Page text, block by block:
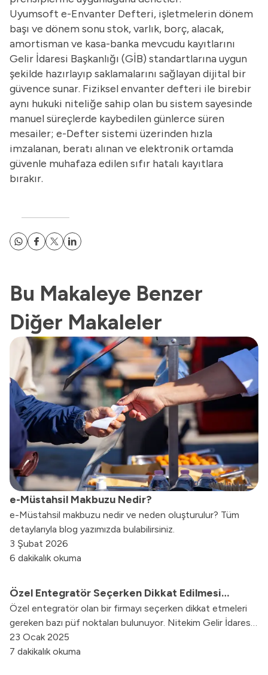
Uyumsoft e-Envanter Defteri, işletmelerin dönem
başı ve dönem sonu stok, varlık, borç, alacak,
amortisman ve kasa-banka mevcudu kayıtlarını
Gelir İdaresi Başkanlığı (GİB) standartlarına uygun
şekilde hazırlayıp saklamalarını sağlayan dijital bir
güvence sunar. Fiziksel envanter defteri ile birebir
aynı hukuki niteliğe sahip olan bu sistem sayesinde
manuel süreçlerde kaybedilen günlerce süren
mesailer; e-Defter sistemi üzerinden hızla
imzalanan, beratı alınan ve elektronik ortamda
güvenle muhafaza edilen sıfır hatalı kayıtlara
bırakır.
Bu Makaleye Benzer
Diğer Makaleler
e-Müstahsil Makbuzu Nedir?
e-Müstahsil makbuzu nedir ve neden oluşturulur? Tüm
detaylarıyla blog yazımızda bulabilirsiniz.
3 Şubat 2026
6 dakikalık okuma
Özel Entegratör Seçerken Dikkat Edilmesi
Gereken Püf Noktalar Nelerdir?
Özel entegratör olan bir firmayı seçerken dikkat etmeleri
gereken bazı püf noktaları bulunuyor. Nitekim Gelir İdaresi
Başkanlığı (GİB) e-belge uygulamalarına geçişte
mükelleflerin; elektronik ortamda fatura, defter, irsaliye,
23 Ocak 2025
7 dakikalık okuma